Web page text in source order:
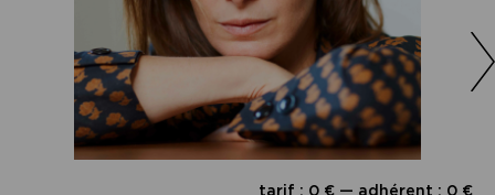
tarif : 0 € — adhérent : 0 €